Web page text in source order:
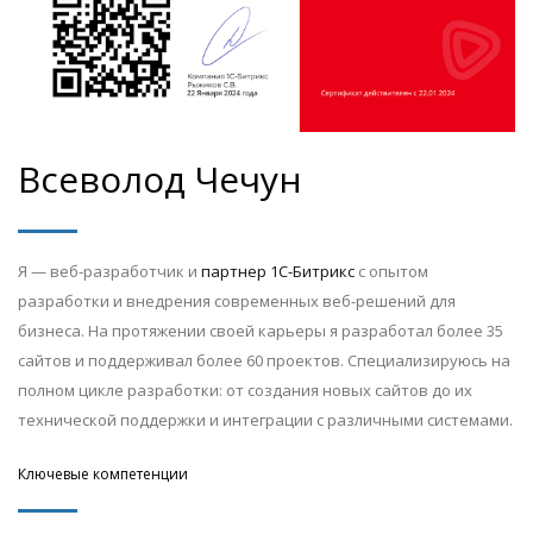
Всеволод Чечун
Я — веб-разработчик и партнер 1С-Битрикс с опытом
разработки и внедрения современных веб-решений для
бизнеса. На протяжении своей карьеры я разработал более 35
сайтов и поддерживал более 60 проектов. Специализируюсь на
полном цикле разработки: от создания новых сайтов до их
технической поддержки и интеграции с различными системами.
Ключевые компетенции